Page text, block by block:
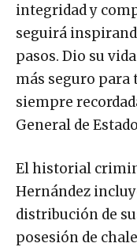
integridad y
seguirá
pasos. Dio su
más seguro para
siempre
General de
El historial
Hernández
distribución de
posesión de